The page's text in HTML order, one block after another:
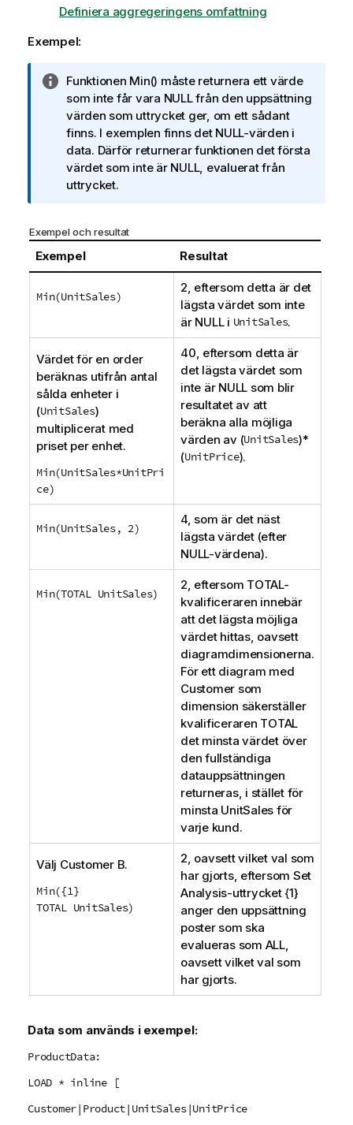
Definiera aggregeringens omfattning
Exempel:
A
n
t
e
c
k
n
g
o
m
o
r
m
a
t
i
o
Funktionen Min() måste returnera ett värde
som inte får vara NULLfrån den uppsättning
värden som uttrycket ger, om ett sådant
finns. I exemplen finns det NULL-värden i
data. Därför returnerar funktionen det första
värdet som inte är NULL, evaluerat från
uttrycket.
Exempel och resultat
Exempel Resultat
Min(UnitSales)
2, eftersom detta är det
lägsta värdet som inte
är NULLi UnitSales.
Värdet för en order
beräknas utifrån antal
sålda enheter i
(UnitSales)
multiplicerat med
priset per enhet.
Min(UnitSales*UnitPri
ce)
40, eftersom detta är
det lägsta värdet som
inte är NULL som blir
resultatet av att
beräkna alla möjliga
värden av (UnitSales)*
(UnitPrice).
Min(UnitSales, 2)
4, som är det näst
lägsta värdet (efter
NULL-värdena).
Min(TOTAL UnitSales)
2, eftersom TOTAL-
kvalificeraren innebär
att det lägsta möjliga
värdet hittas, oavsett
diagramdimensionerna.
För ett diagram med
Customer som
dimension säkerställer
kvalificeraren TOTAL
det minsta värdet över
den fullständiga
datauppsättningen
returneras, i stället för
minsta UnitSales för
varje kund.
Välj Customer B.
Min({1}
TOTAL UnitSales)
2, oavsett vilket val som
har gjorts, eftersom Set
Analysis-uttrycket {1}
anger den uppsättning
poster som ska
evalueras som ALL,
oavsett vilket val som
har gjorts.
Data som används i exempel:
ProductData:
LOAD * inline [
Customer|Product|UnitSales|UnitPrice